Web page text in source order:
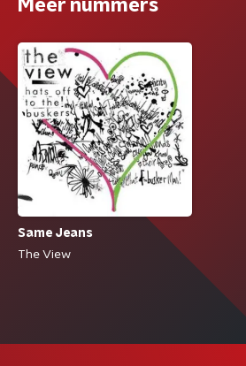
Meer nummers
Same Jeans
The View